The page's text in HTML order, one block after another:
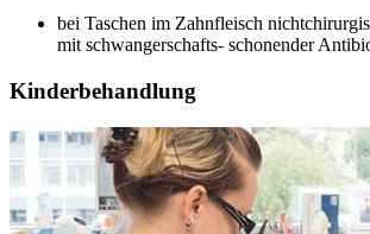
bei Taschen im Zahnfleisch
mit schwangerschafts- schonender
Kinderbehandlung